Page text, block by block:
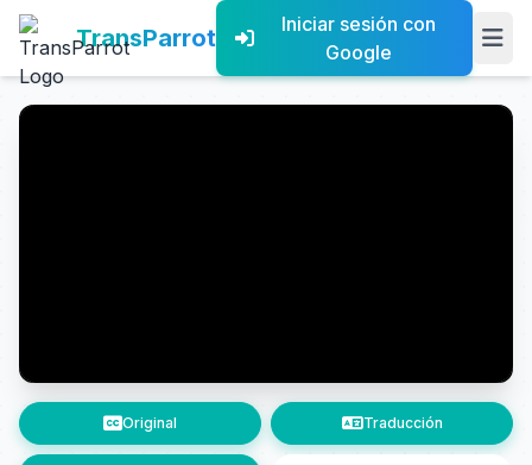
TransParrot
Iniciar sesión con
Google
Original Traducción